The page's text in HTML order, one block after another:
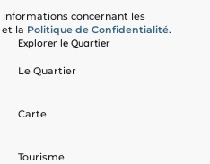
informations concernant les
et la Politique de Confidentialité.
Explorer le Quartier
Le Quartier
Carte
Tourisme